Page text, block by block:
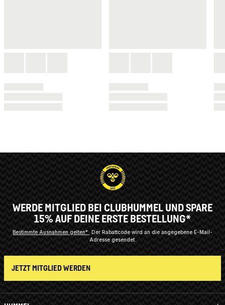
WERDE MITGLIED BEI CLUBHUMMEL UND SPARE
15% AUF DEINE ERSTE BESTELLUNG*
Bestimmte Ausnahmen gelten* Der Rabattcode wird an die angegebene E-Mail-
Adresse gesendet.
JETZT MITGLIED WERDEN